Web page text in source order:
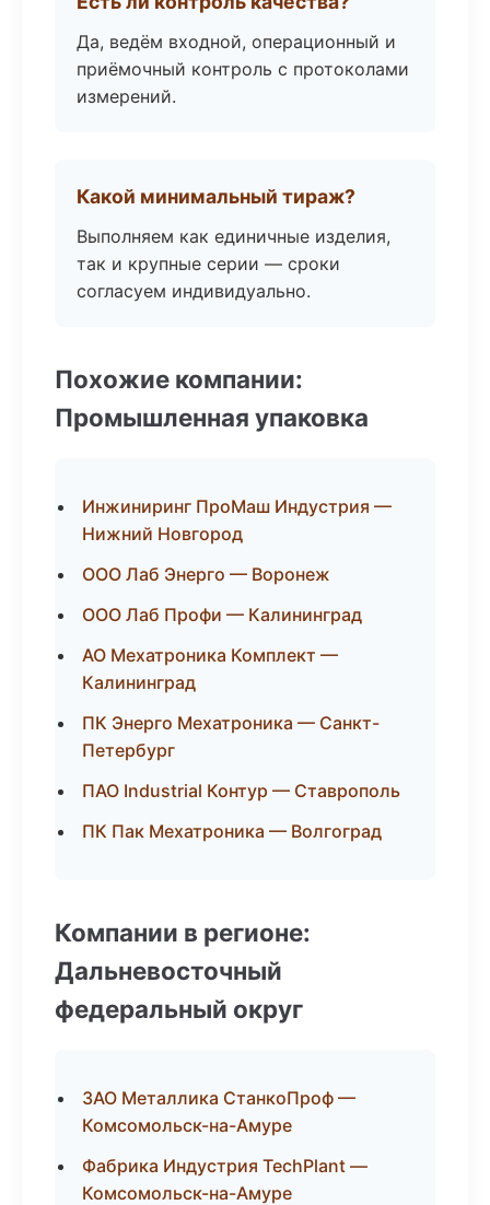
Да, ведём входной, операционный и
приёмочный контроль с протоколами
измерений.
Какой минимальный тираж?
Выполняем как единичные изделия,
так и крупные серии — сроки
согласуем индивидуально.
Похожие компании:
Промышленная упаковка
Инжиниринг ПроМаш Индустрия —
Нижний Новгород
ООО Лаб Энерго — Воронеж
ООО Лаб Профи — Калининград
АО Мехатроника Комплект —
Калининград
ПК Энерго Мехатроника — Санкт-
Петербург
ПАО Industrial Контур — Ставрополь
ПК Пак Мехатроника — Волгоград
Компании в регионе:
Дальневосточный
федеральный округ
ЗАО Металлика СтанкоПроф —
Комсомольск-на-Амуре
Фабрика Индустрия TechPlant —
Комсомольск-на-Амуре